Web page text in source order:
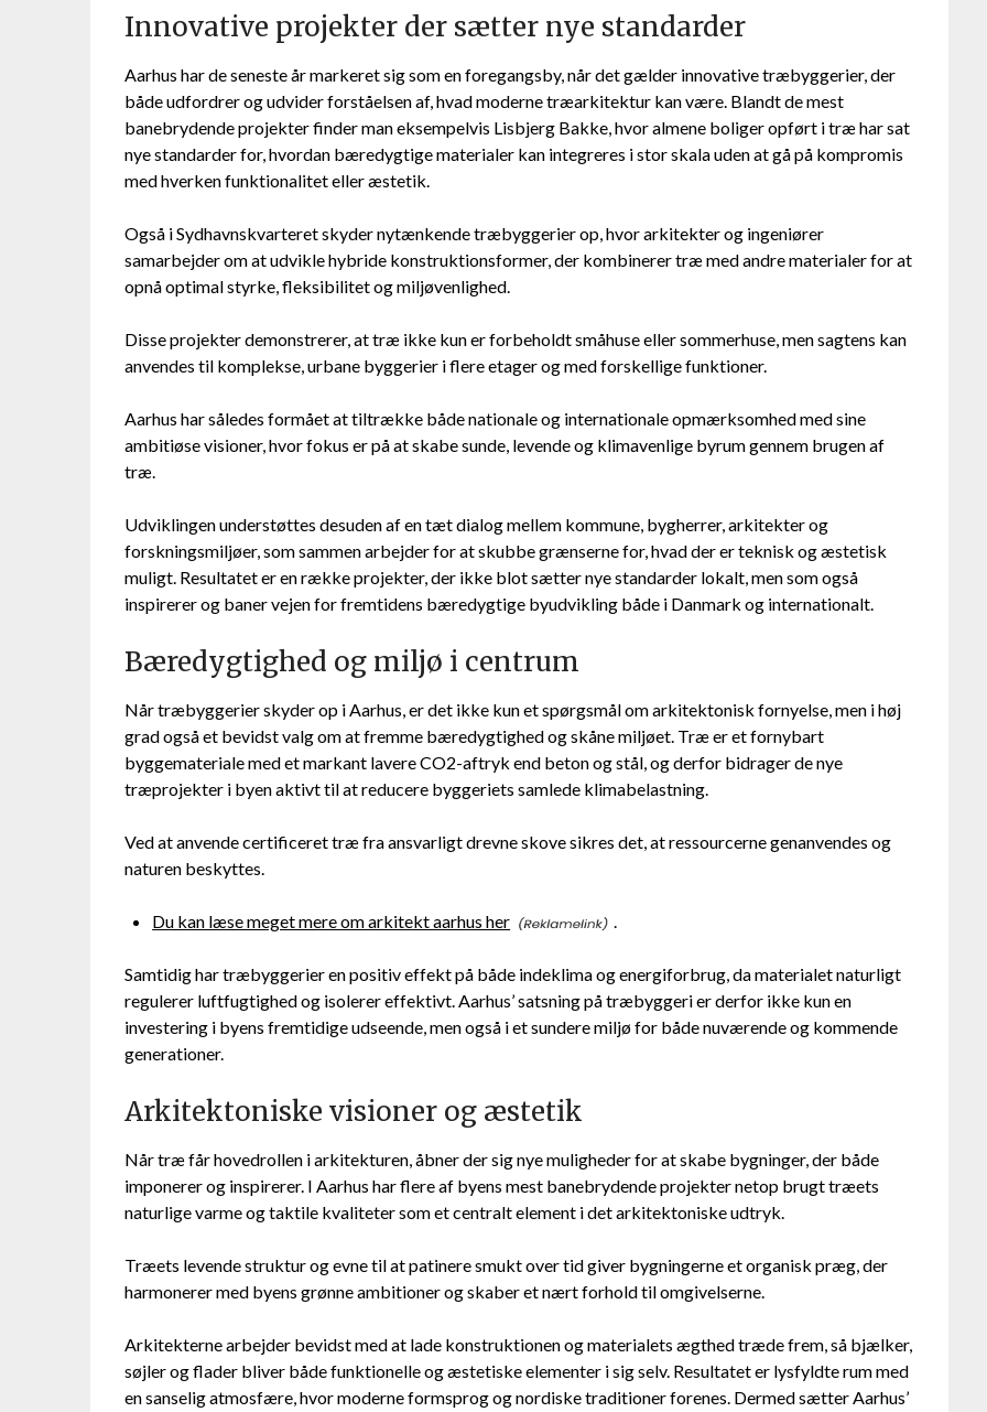
Innovative projekter der sætter nye standarder
Aarhus har de seneste år markeret sig som en foregangsby, når det gælder innovative træbyggerier, der
både udfordrer og udvider forståelsen af, hvad moderne træarkitektur kan være. Blandt de mest
banebrydende projekter finder man eksempelvis Lisbjerg Bakke, hvor almene boliger opført i træ har sat
nye standarder for, hvordan bæredygtige materialer kan integreres i stor skala uden at gå på kompromis
med hverken funktionalitet eller æstetik.
Også i Sydhavnskvarteret skyder nytænkende træbyggerier op, hvor arkitekter og ingeniører
samarbejder om at udvikle hybride konstruktionsformer, der kombinerer træ med andre materialer for at
opnå optimal styrke, fleksibilitet og miljøvenlighed.
Disse projekter demonstrerer, at træ ikke kun er forbeholdt småhuse eller sommerhuse, men sagtens kan
anvendes til komplekse, urbane byggerier i flere etager og med forskellige funktioner.
Aarhus har således formået at tiltrække både nationale og internationale opmærksomhed med sine
ambitiøse visioner, hvor fokus er på at skabe sunde, levende og klimavenlige byrum gennem brugen af
træ.
Udviklingen understøttes desuden af en tæt dialog mellem kommune, bygherrer, arkitekter og
forskningsmiljøer, som sammen arbejder for at skubbe grænserne for, hvad der er teknisk og æstetisk
muligt. Resultatet er en række projekter, der ikke blot sætter nye standarder lokalt, men som også
inspirerer og baner vejen for fremtidens bæredygtige byudvikling både i Danmark og internationalt.
Bæredygtighed og miljø i centrum
Når træbyggerier skyder op i Aarhus, er det ikke kun et spørgsmål om arkitektonisk fornyelse, men i høj
grad også et bevidst valg om at fremme bæredygtighed og skåne miljøet. Træ er et fornybart
byggemateriale med et markant lavere CO2-aftryk end beton og stål, og derfor bidrager de nye
træprojekter i byen aktivt til at reducere byggeriets samlede klimabelastning.
Ved at anvende certificeret træ fra ansvarligt drevne skove sikres det, at ressourcerne genanvendes og
naturen beskyttes.
Du kan læse meget mere om arkitekt aarhus her .
Samtidig har træbyggerier en positiv effekt på både indeklima og energiforbrug, da materialet naturligt
regulerer luftfugtighed og isolerer effektivt. Aarhus’ satsning på træbyggeri er derfor ikke kun en
investering i byens fremtidige udseende, men også i et sundere miljø for både nuværende og kommende
generationer.
Arkitektoniske visioner og æstetik
Når træ får hovedrollen i arkitekturen, åbner der sig nye muligheder for at skabe bygninger, der både
imponerer og inspirerer. I Aarhus har flere af byens mest banebrydende projekter netop brugt træets
naturlige varme og taktile kvaliteter som et centralt element i det arkitektoniske udtryk.
Træets levende struktur og evne til at patinere smukt over tid giver bygningerne et organisk præg, der
harmonerer med byens grønne ambitioner og skaber et nært forhold til omgivelserne.
Arkitekterne arbejder bevidst med at lade konstruktionen og materialets ægthed træde frem, så bjælker,
søjler og flader bliver både funktionelle og æstetiske elementer i sig selv. Resultatet er lysfyldte rum med
en sanselig atmosfære, hvor moderne formsprog og nordiske traditioner forenes. Dermed sætter Aarhus’